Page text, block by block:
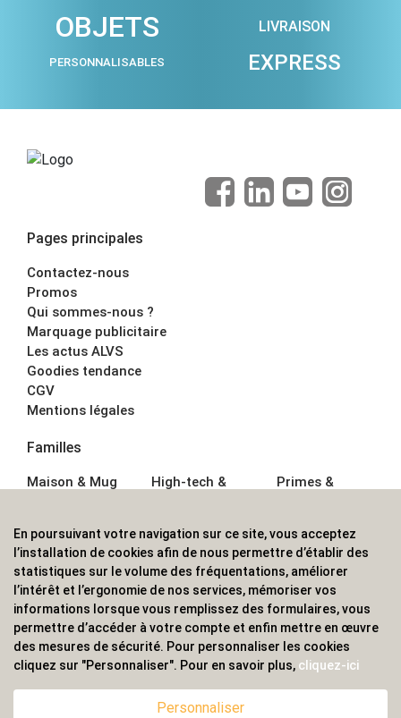
OBJETS
PERSONNALISABLES
LIVRAISON
EXPRESS
Pages principales
Contactez-nous
Promos
Qui sommes-nous ?
Marquage publicitaire
Les actus ALVS
Goodies tendance
CGV
Mentions légales
Familles
Maison & Mug
Écriture
Bagagerie sacs
High-tech &
Sport &
Outdoor
Enfant
Primes &
Boisson
Textile &
Casquette
Accessoires de
bureau
ALVS, fournisseur d'objets publicitaires, pour les
professionnels. Une implantation nationale, une
couverture internationale.
En poursuivant votre navigation sur ce site, vous acceptez
l’installation de cookies afin de nous permettre d’établir des
statistiques sur le volume des fréquentations, améliorer
l’intérêt et l’ergonomie de nos services, mémoriser vos
informations lorsque vous remplissez des formulaires, vous
permettre d’accéder à votre compte et enfin mettre en œuvre
des mesures de sécurité. Pour personnaliser les cookies
cliquez sur "Personnaliser". Pour en savoir plus, cliquez-ici
Personnaliser